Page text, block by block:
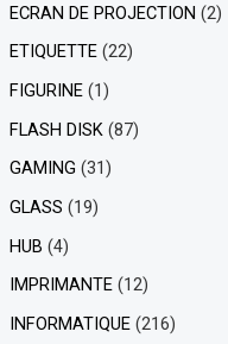
ECRAN DE PROJECTION (2)
ETIQUETTE (22)
FIGURINE (1)
FLASH DISK (87)
GAMING (31)
GLASS (19)
HUB (4)
IMPRIMANTE (12)
INFORMATIQUE (216)